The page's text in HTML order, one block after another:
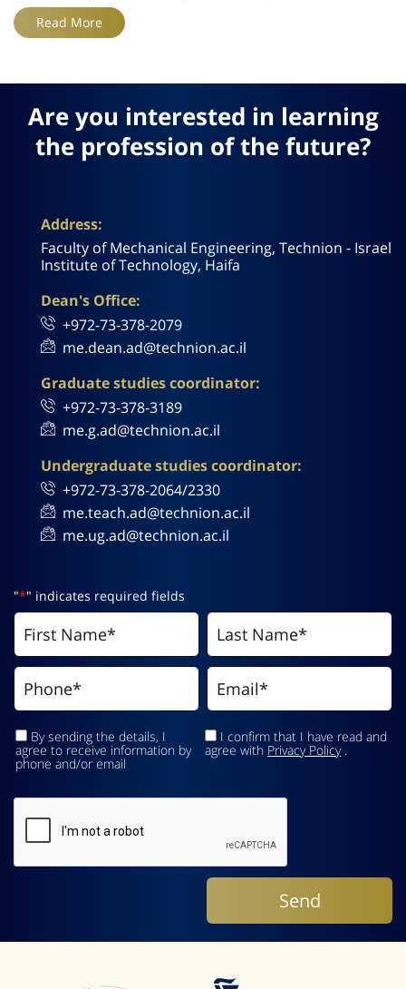
Read More
Are you interested in learning
the profession of the future?
Address:
Faculty of Mechanical Engineering, Technion - Israel
Institute of Technology, Haifa
Dean's Office:
+972-73-378-2079
me.dean.ad@technion.ac.il
Graduate studies coordinator:
+972-73-378-3189
me.g.ad@technion.ac.il
Undergraduate studies coordinator:
+972-73-378-2064/2330
me.teach.ad@technion.ac.il
me.ug.ad@technion.ac.il
"*" indicates required fields
By sending the details, I
agree to receive information by
phone and/or email
I confirm that I have read and
agree with Privacy Policy.